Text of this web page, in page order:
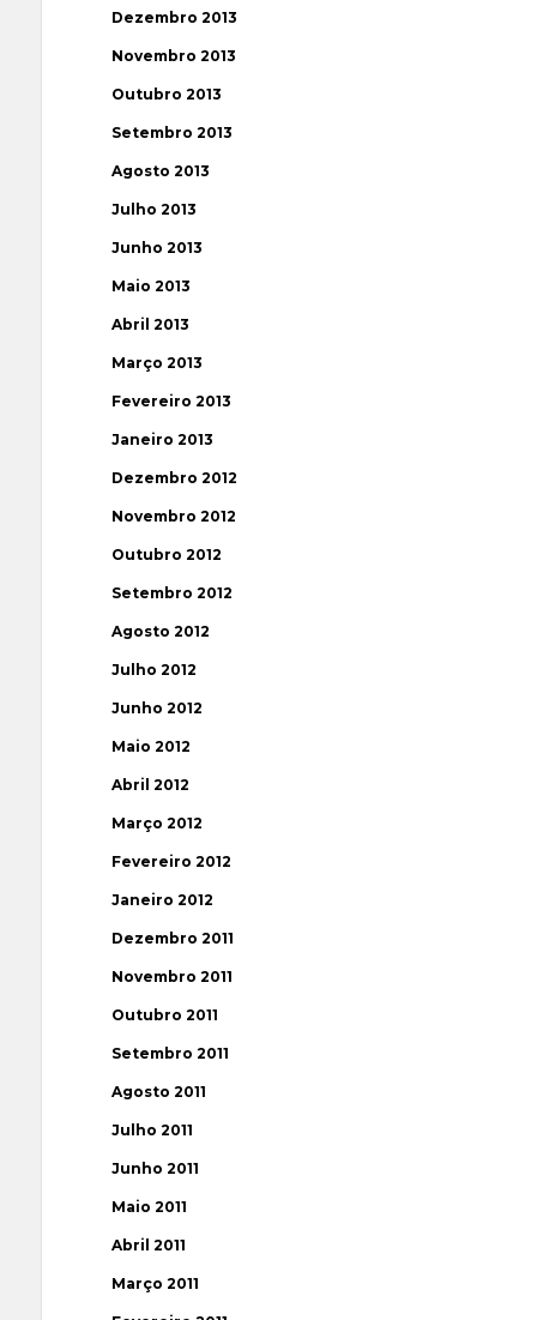
Dezembro 2013
Novembro 2013
Outubro 2013
Setembro 2013
Agosto 2013
Julho 2013
Junho 2013
Maio 2013
Abril 2013
Março 2013
Fevereiro 2013
Janeiro 2013
Dezembro 2012
Novembro 2012
Outubro 2012
Setembro 2012
Agosto 2012
Julho 2012
Junho 2012
Maio 2012
Abril 2012
Março 2012
Fevereiro 2012
Janeiro 2012
Dezembro 2011
Novembro 2011
Outubro 2011
Setembro 2011
Agosto 2011
Julho 2011
Junho 2011
Maio 2011
Abril 2011
Março 2011